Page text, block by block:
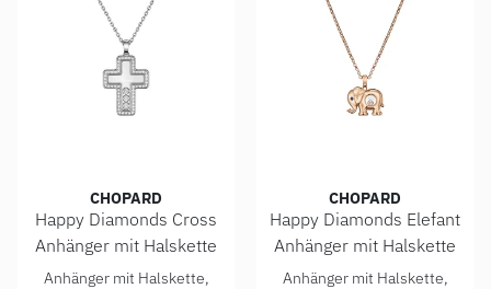
CHOPARD
Happy Diamonds Cross
Anhänger mit Halskette
Chopard Happy Diamonds Cross Anhänger mit Halskette,
Anhänger mit Halskette,
CHOPARD
Happy Diamonds Elefant
Anhänger mit Halskette
Chopard Happy Diamonds
Anhänger mit Halskette,